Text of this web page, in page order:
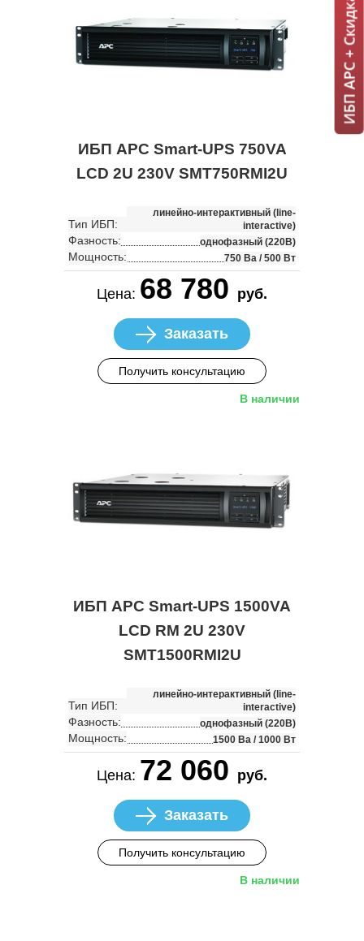
ИБП APC Smart-UPS 750VA
LCD 2U 230V SMT750RMI2U
Тип ИБП:
линейно-интерактивный (line-
interactive)
Фазность: однофазный (220В)
Мощность: 750 Ва / 500 Вт
Цена: 68 780 руб.
Заказать
Получить консультацию
В наличии
ИБП APC Smart-UPS 1500VA
LCD RM 2U 230V
SMT1500RMI2U
Тип ИБП:
линейно-интерактивный (line-
interactive)
Фазность: однофазный (220В)
Мощность: 1500 Ва / 1000 Вт
Цена: 72 060 руб.
Заказать
Получить консультацию
В наличии